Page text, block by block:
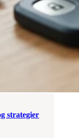
strategier